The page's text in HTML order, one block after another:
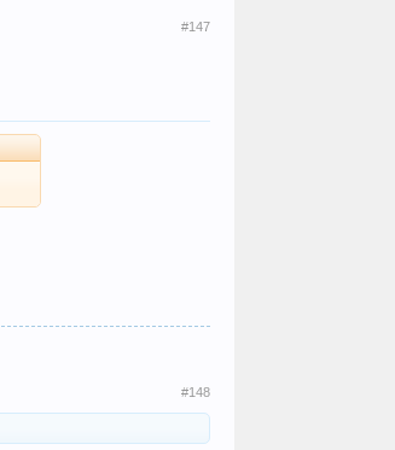
#147
#148